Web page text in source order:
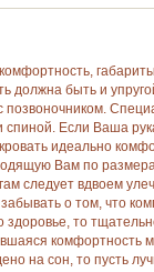
должна быть и
Если Ваша
идеально
Вам по
следует вдвоем
о том, что
о здоровье, то
комфортность
на сон, то пусть